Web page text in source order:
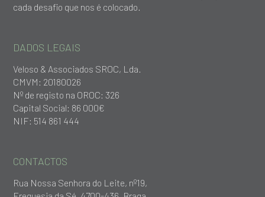
cada desafio que nos é colocado.
DADOS LEGAIS
Veloso & Associados SROC, Lda.
CMVM: 20180026
Nº de registo na OROC: 326
Capital Social: 86 000€
NIF: 514 861 444
CONTACTOS
Rua Nossa Senhora do Leite, nº19,